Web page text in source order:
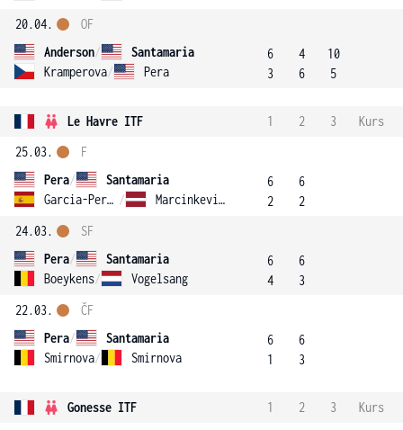
20.04.
Anderson/
Santamaria
Kramperova/ Pera
OF
6
3
4
6
10
5
Le Havre ITF 1 2 3
Kurs
25.03.
Pera/
Santamaria
Garcia-Perez / Marcinkevica
F
6
2
6
2
24.03.
Pera/
Santamaria
Boeykens/ Vogelsang
SF
6
4
6
3
22.03.
Pera/
Santamaria
Smirnova/ Smirnova
ČF
6
1
6
3
Gonesse ITF 1 2 3
Kurs